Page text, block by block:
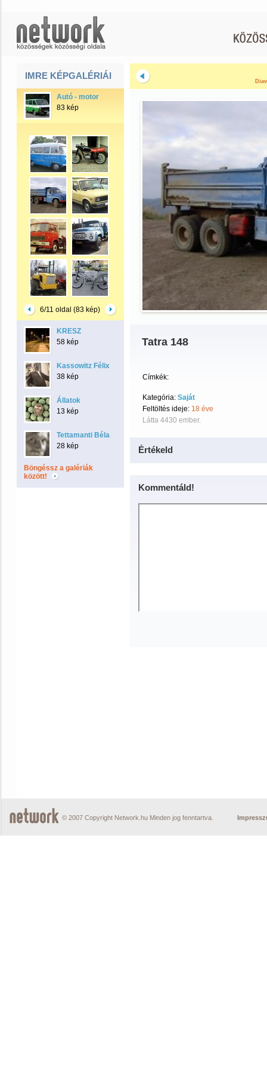
IMRE KÉPGALÉRIÁI
Autó - motor
83 kép
6/11 oldal (83 kép)
KRESZ
58 kép
Kassowitz Félix
38 kép
Állatok
13 kép
Tettamanti Béla
28 kép
Böngéssz a galériák
között!
Tatra 148
Címkék:
Kategória: Saját
Feltöltés ideje: 18 éve
Látta 4430 ember.
Értékeld
Kommentáld!
© 2007 Copyright Network.hu Minden jog fenntartva.